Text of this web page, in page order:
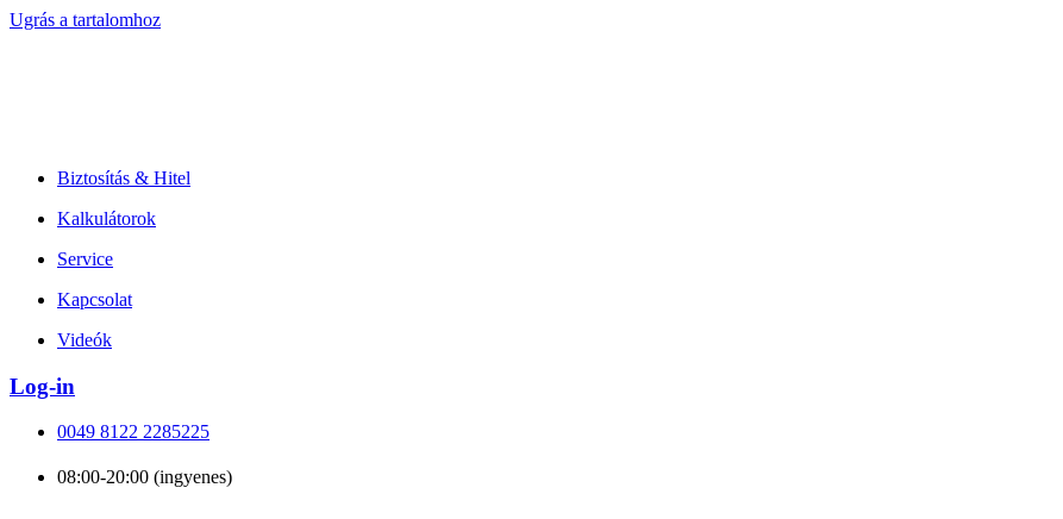
Ugrás a tartalomhoz
Biztosítás & Hitel
Kalkulátorok
Service
Kapcsolat
Videók
Log-in
0049 8122 2285225
08:00-20:00 (ingyenes)